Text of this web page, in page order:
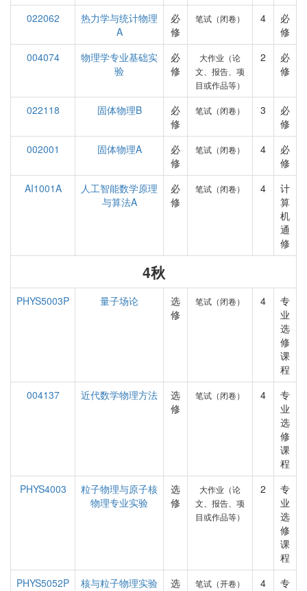
022062
热力学与统计物理
A
必
修
笔试（闭卷） 4
必
修
004074
物理学专业基础实
验
必
修
大作业（论
文、报告、项
目或作品等）
2
必
修
022118 固体物理B
必
修
笔试（闭卷） 3
必
修
002001
固体物理A
必
修
笔试（闭卷） 4
必
修
AI1001A
人工智能数学原理
与算法A
必
修
笔试（闭卷） 4
计
算
机
通
修
4秋
PHYS5003P 量子场论
选
修
笔试（闭卷） 4
专
业
选
修
课
程
004137
近代数学物理方法
选
修
笔试（闭卷） 4
专
业
选
修
课
程
PHYS4003
粒子物理与原子核
物理专业实验
选
修
大作业（论
文、报告、项
目或作品等）
2
专
业
选
修
课
程
PHYS5052P
核与粒子物理实验
选
笔试（开卷） 4
专